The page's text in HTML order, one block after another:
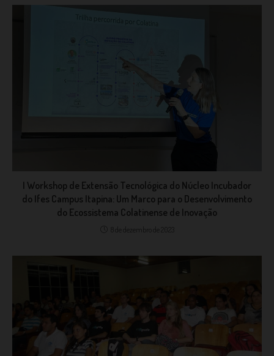
I Workshop de Extensão Tecnológica do Núcleo Incubador
do Ifes Campus Itapina: Um Marco para o Desenvolvimento
do Ecossistema Colatinense de Inovação
8 de dezembro de 2023